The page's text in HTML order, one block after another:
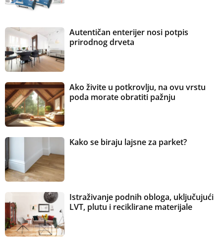
Autentičan enterijer nosi potpis
prirodnog drveta
Ako živite u potkrovlju, na ovu vrstu
poda morate obratiti pažnju
Kako se biraju lajsne za parket?
Istraživanje podnih obloga, uključujući
LVT, plutu i reciklirane materijale